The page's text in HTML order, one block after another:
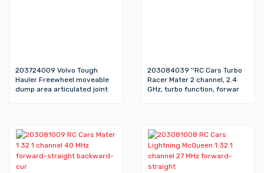
203724009 Volvo Tough
Hauler Freewheel moveable
dump area articulated joint
203084039 ''RC Cars Turbo
Racer Mater 2 channel, 2.4
GHz, turbo function, forwar